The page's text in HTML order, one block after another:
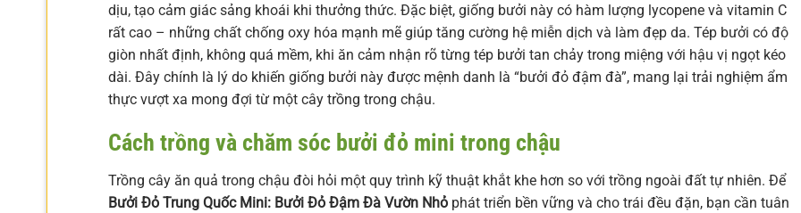
dịu, tạo cảm giác sảng khoái khi thưởng thức. Đặc biệt, giống bưởi này có hàm lượng lycopene và vitamin C
rất cao – những chất chống oxy hóa mạnh mẽ giúp tăng cường hệ miễn dịch và làm đẹp da. Tép bưởi có độ
giòn nhất định, không quá mềm, khi ăn cảm nhận rõ từng tép bưởi tan chảy trong miệng với hậu vị ngọt kéo
dài. Đây chính là lý do khiến giống bưởi này được mệnh danh là “bưởi đỏ đậm đà”, mang lại trải nghiệm ẩm
thực vượt xa mong đợi từ một cây trồng trong chậu.
Cách trồng và chăm sóc bưởi đỏ mini trong chậu
Trồng cây ăn quả trong chậu đòi hỏi một quy trình kỹ thuật khắt khe hơn so với trồng ngoài đất tự nhiên. Để
Bưởi Đỏ Trung Quốc Mini: Bưởi Đỏ Đậm Đà Vườn Nhỏ phát triển bền vững và cho trái đều đặn, bạn cần tuân